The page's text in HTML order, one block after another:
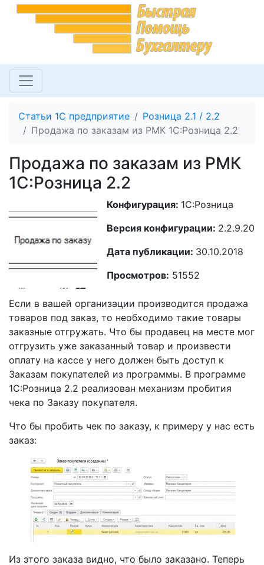
Статьи 1С предприятие
Розница 2.1 / 2.2
Продажа по заказам из РМК 1С:Розница 2.2
Продажа по заказам из РМК
1С:Розница 2.2
Конфигурация: 1С:Розница
Версия конфигурации: 2.2.9.20
Дата публикации: 30.10.2018
Просмотров: 51552
Если в вашей организации производится продажа
товаров под заказ, то необходимо такие товары
заказные отгружать. Что бы продавец на месте мог
отгрузить уже заказанный товар и произвести
оплату на кассе у него должен быть доступ к
Заказам покупателей из программы. В программе
1С:Розница 2.2 реализован механизм пробития
чека по Заказу покупателя.
Что бы пробить чек по заказу, к примеру у нас есть
заказ:
Из этого заказа видно, что было заказано. Теперь